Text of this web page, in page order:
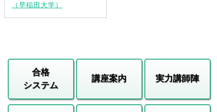
（早稲田大学）
合格
システム
講座案内 実力講師陣